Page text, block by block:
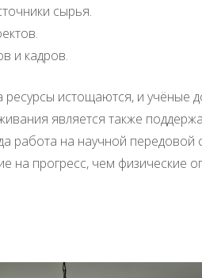
сырья.
и кадров.
ресурсы истощаются, и
является также
работа на научной
прогресс, чем физические